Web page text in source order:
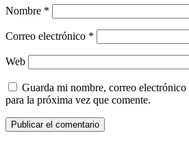
Nombre *
Correo electrónico *
Web
Guarda mi nombre, correo
para la próxima vez que comente.